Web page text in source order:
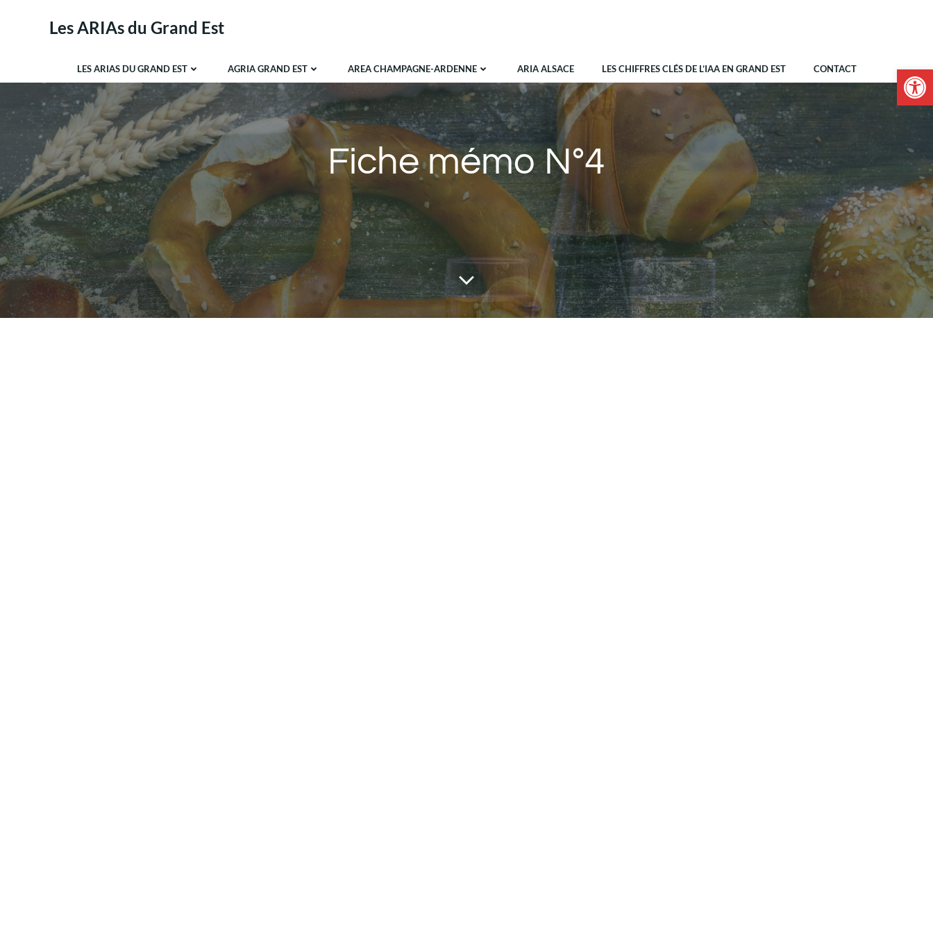
Ouvrir
Les ARIAs du Grand Est
LES ARIAS DU GRAND EST AGRIA GRAND EST AREA CHAMPAGNE-ARDENNE ARIA ALSACE LES CHIFFRES CLÉS DE L’IAA EN GRAND EST CONTACT
Fiche mémo N°4